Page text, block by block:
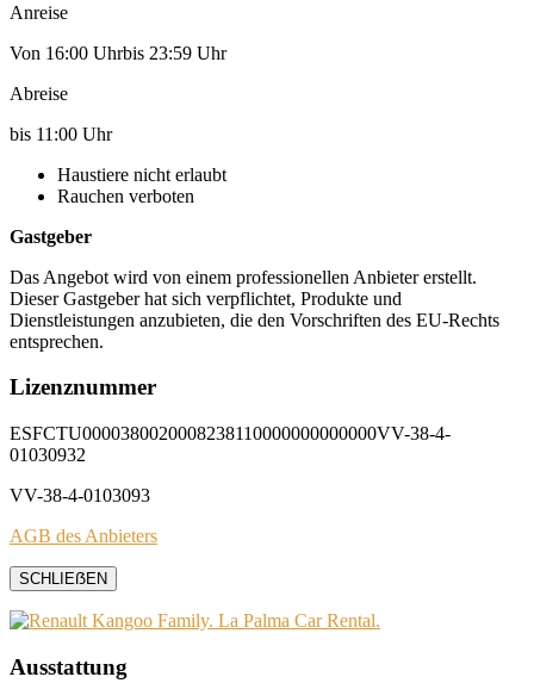
Anreise
Von 16:00 Uhrbis 23:59 Uhr
Abreise
bis 11:00 Uhr
Haustiere nicht erlaubt
Rauchen verboten
Gastgeber
Das Angebot wird von einem professionellen Anbieter erstellt.
Dieser Gastgeber hat sich verpflichtet, Produkte und
Dienstleistungen anzubieten, die den Vorschriften des EU-Rechts
entsprechen.
Lizenznummer
ESFCTU0000380020008238110000000000000VV-38-4-
01030932
VV-38-4-0103093
AGB des Anbieters
SCHLIEẞEN
Ausstattung